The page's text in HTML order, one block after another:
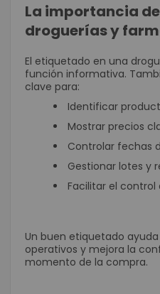
La importancia
droguerías y
El etiquetado en una
función informativa.
clave para:
Identificar
Mostrar precios
Controlar fechas
Gestionar lotes y
Facilitar el control
Un buen etiquetado
operativos y mejora la
momento de la compra.